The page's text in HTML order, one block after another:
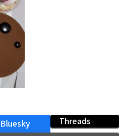
Bluesky Threads